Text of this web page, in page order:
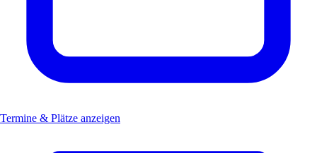
Termine & Plätze anzeigen